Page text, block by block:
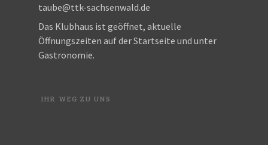
taube@ttk-sachsenwald.de
Das Klubhaus ist geöffnet, aktuelle
Öffnungszeiten auf der Startseite und unter
Gastronomie.
IHR WEG ZU UNS